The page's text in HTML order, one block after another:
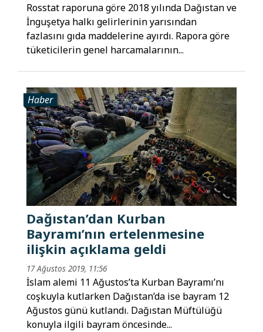
Rosstat raporuna göre 2018 yılında Dağıstan ve
İnguşetya halkı gelirlerinin yarısından
fazlasını gıda maddelerine ayırdı. Rapora göre
tüketicilerin genel harcamalarının...
Haber
Dağıstan’dan Kurban
Bayramı’nın ertelenmesine
ilişkin açıklama geldi
17 Ağustos 2019, 11:56
İslam alemi 11 Ağustos’ta Kurban Bayramı’nı
coşkuyla kutlarken Dağıstan’da ise bayram 12
Ağustos günü kutlandı. Dağıstan Müftülüğü
konuyla ilgili bayram öncesinde...